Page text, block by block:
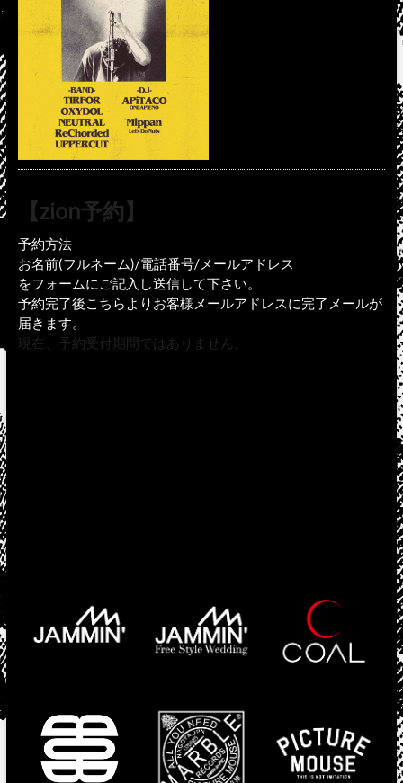
【zion予約】
予約方法
お名前(フルネーム)/電話番号/メールアドレス
をフォームにご記入し送信して下さい。
予約完了後こちらよりお客様メールアドレスに完了メールが
届きます。
現在、予約受付期間ではありません。